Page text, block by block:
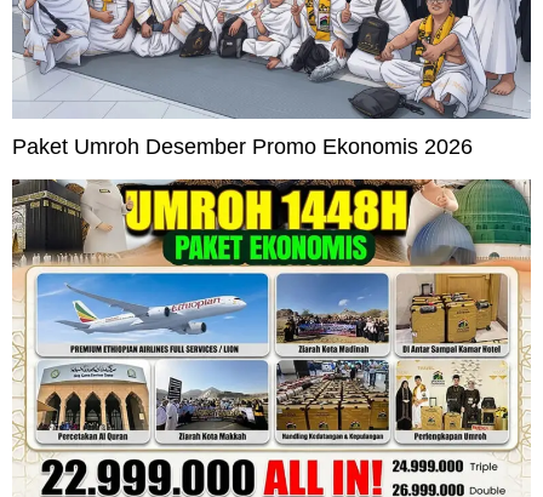
Paket Umroh Desember Promo Ekonomis 2026